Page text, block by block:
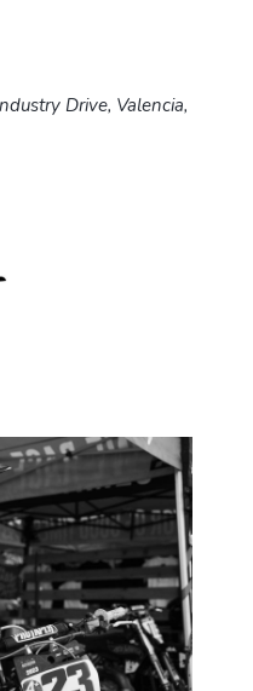
Drive, Valencia,